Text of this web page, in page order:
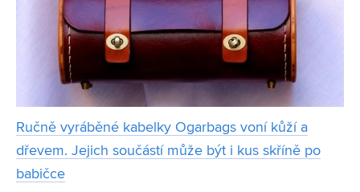
Ručně vyráběné kabelky Ogarbags voní kůží a
dřevem. Jejich součástí může být i kus skříně po
babičce